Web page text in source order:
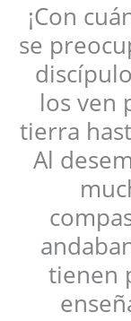
¡Con
se
los ven
tierra
Al
tienen